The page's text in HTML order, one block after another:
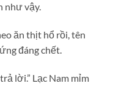
như vậy.
ăn thịt hổ rồi, tên
đáng chết.
lời.” Lạc Nam mỉm